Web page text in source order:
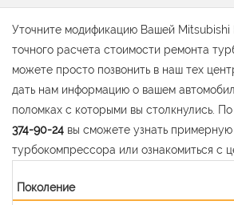
Уточните модификацию Вашей Mitsubishi
точного расчета стоимости ремонта
можете просто позвонить в наш тех
дать нам информацию о вашем
поломках с которыми вы столкнулись.
374-90-24 вы сможете узнать
турбокомпрессора или ознакомиться с
Поколение